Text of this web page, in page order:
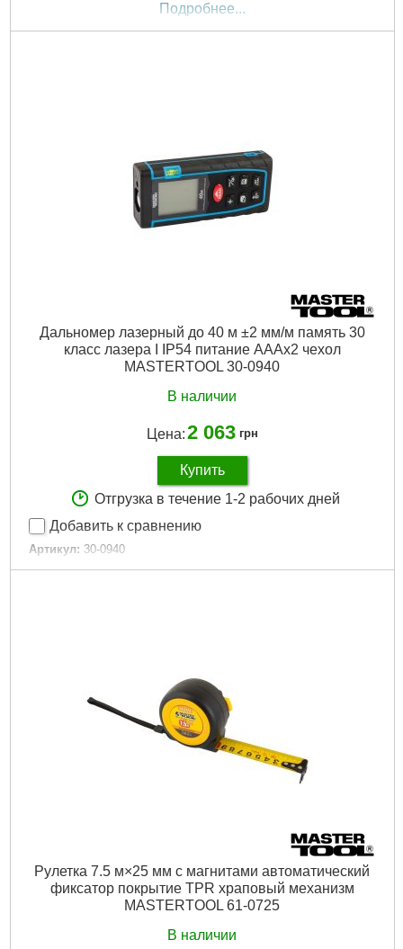
Подробнее...
Дальномер лазерный до 40 м ±2 мм/м память 30
класс лазера I IP54 питание АААх2 чехол
MASTERTOOL 30-0940
В наличии
Цена:2 063 грн
Купить
Отгрузка в течение 1-2 рабочих дней
Добавить к сравнению
Артикул: 30-0940
Код товара: 22.61.96
Подробнее...
Рулетка 7.5 м×25 мм с магнитами автоматический
фиксатор покрытие TPR храповый механизм
MASTERTOOL 61-0725
В наличии